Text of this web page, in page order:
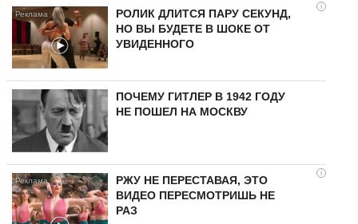
i
РОЛИК ДЛИТСЯ ПАРУ СЕКУНД,
НО ВЫ БУДЕТЕ В ШОКЕ ОТ
УВИДЕННОГО
ПОЧЕМУ ГИТЛЕР В 1942 ГОДУ
НЕ ПОШЕЛ НА МОСКВУ
i
РЖУ НЕ ПЕРЕСТАВАЯ, ЭТО
ВИДЕО ПЕРЕСМОТРИШЬ НЕ
РАЗ